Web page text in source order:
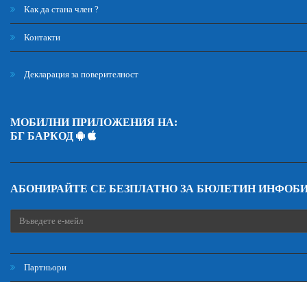
Как да стана член ?
Контакти
Декларация за поверителност
МОБИЛНИ ПРИЛОЖЕНИЯ НА:
БГ БАРКОД
АБОНИРАЙТЕ СЕ БЕЗПЛАТНО ЗА БЮЛЕТИН
Партньори